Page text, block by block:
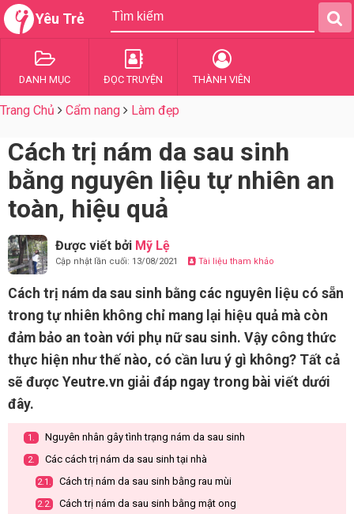
Yêu Trẻ
DANH MỤC ĐỌC TRUYỆN THÀNH VIÊN
Trang Chủ Cẩm nang Làm đẹp
Cách trị nám da sau sinh
bằng nguyên liệu tự nhiên an
toàn, hiệu quả
Được viết bởi Mỹ Lệ
Cập nhật lần cuối: 13/08/2021 Tài liệu tham khảo
Cách trị nám da sau sinh bằng các nguyên liệu có sẵn
trong tự nhiên không chỉ mang lại hiệu quả mà còn
đảm bảo an toàn với phụ nữ sau sinh. Vậy công thức
thực hiện như thế nào, có cần lưu ý gì không? Tất cả
sẽ được Yeutre.vn giải đáp ngay trong bài viết dưới
đây.
1. Nguyên nhân gây tình trạng nám da sau sinh
2. Các cách trị nám da sau sinh tại nhà
2.1. Cách trị nám da sau sinh bằng rau mùi
2.2. Cách trị nám da sau sinh bằng mật ong